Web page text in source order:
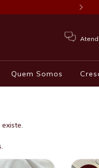
Quem Somos